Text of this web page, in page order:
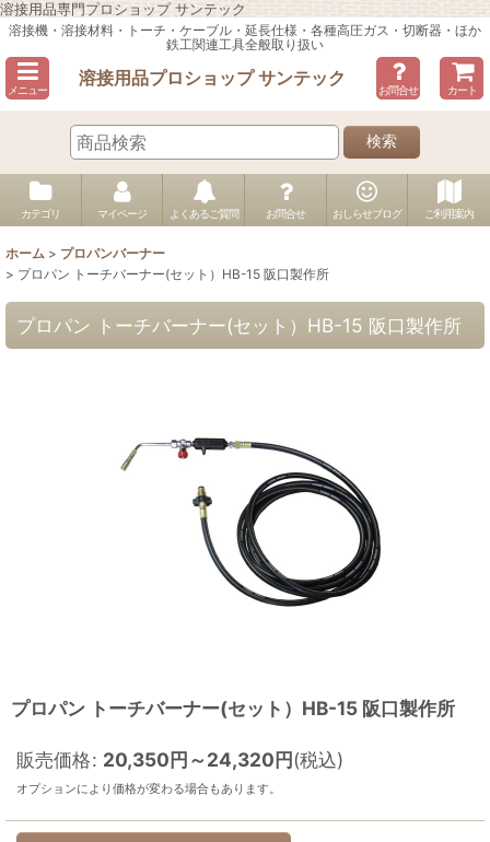
溶接用品専門プロショップ サンテック
溶接機・溶接材料・トーチ・ケーブル・延長仕様・各種高圧ガス・切断器・ほか
鉄工関連工具全般取り扱い
メニュー
溶接用品プロショップ サンテック
お問合せ カート
検索
カテゴリ マイページ よくあるご質問 お問合せ おしらせブログ ご利用案内
ホーム > プロパンバーナー
> プロパン トーチバーナー(セット）HB-15 阪口製作所
プロパン トーチバーナー(セット）HB-15 阪口製作所
プロパン トーチバーナー(セット）HB-15 阪口製作所
販売価格: 20,350円～24,320円(税込)
オプションにより価格が変わる場合もあります。